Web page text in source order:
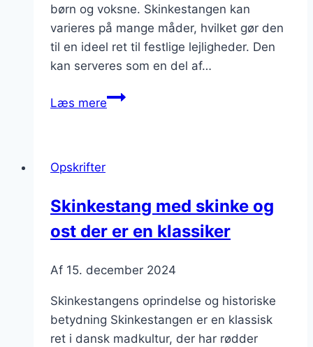
børn og voksne. Skinkestangen kan
varieres på mange måder, hvilket gør den
til en ideel ret til festlige lejligheder. Den
kan serveres som en del af…
Læs mereSkinkestang
Opskrifter
Skinkestang med skinke og
ost der er en klassiker
Af 15. december 2024
Skinkestangens oprindelse og historiske
betydning Skinkestangen er en klassisk
ret i dansk madkultur, der har rødder